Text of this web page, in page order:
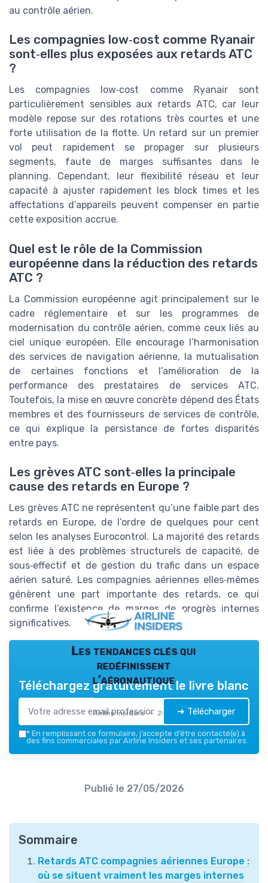
au contrôle aérien.
Les compagnies low‑cost comme Ryanair
sont‑elles plus exposées aux retards ATC
?
Les compagnies low‑cost comme Ryanair sont
particulièrement sensibles aux retards ATC, car leur
modèle repose sur des rotations très courtes et une
forte utilisation de la flotte. Un retard sur un premier
vol peut rapidement se propager sur plusieurs
segments, faute de marges suffisantes dans le
planning. Cependant, leur flexibilité réseau et leur
capacité à ajuster rapidement les block times et les
affectations d’appareils peuvent compenser en partie
cette exposition accrue.
Quel est le rôle de la Commission
européenne dans la réduction des retards
ATC ?
La Commission européenne agit principalement sur le
cadre réglementaire et sur les programmes de
modernisation du contrôle aérien, comme ceux liés au
ciel unique européen. Elle encourage l’harmonisation
des services de navigation aérienne, la mutualisation
de certaines fonctions et l’amélioration de la
performance des prestataires de services ATC.
Toutefois, la mise en œuvre concrète dépend des États
membres et des fournisseurs de services de contrôle,
ce qui explique la persistance de fortes disparités
entre pays.
Les grèves ATC sont‑elles la principale
cause des retards en Europe ?
Les grèves ATC ne représentent qu’une faible part des
retards en Europe, de l’ordre de quelques pour cent
selon les analyses Eurocontrol. La majorité des retards
est liée à des problèmes structurels de capacité, de
sous‑effectif et de gestion du trafic dans un espace
aérien saturé. Les compagnies aériennes elles‑mêmes
génèrent une part importante des retards, ce qui
confirme l’existence de marges de progrès internes
significatives.
Les tendances clés qui
redéfinissent
l’aéronautique
Airline Insiders — 2026
Téléchargez gratuitement le livre blanc
➔ Télécharger
* En remplissant ce formulaire, j’accepte d’être contacté(e) à
des fins commerciales par Airline Insiders et ses partenaires.
Publié le 27/05/2026
Sommaire
Retards ATC compagnies aériennes Europe :
où se situent vraiment les marges internes